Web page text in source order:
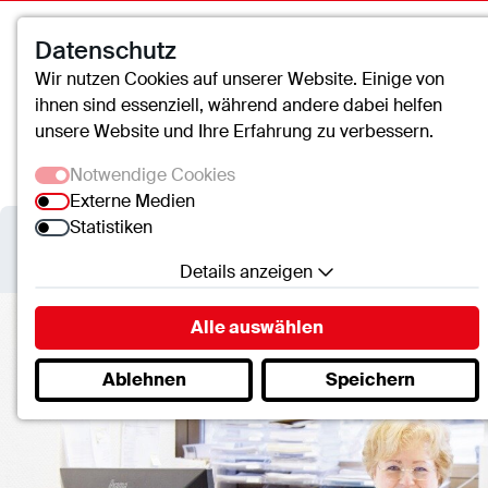
Datenschutz
Wir nutzen Cookies auf unserer Website. Einige von
ihnen sind essenziell, während andere dabei helfen
unsere Website und Ihre Erfahrung zu verbessern.
Notwendige Cookies
Externe Medien
Statistiken
Details anzeigen
Notwendige Cookies
Essenzielle Cookies ermöglichen grundlegende
Funktionen und sind für die einwandfreie Funktion
der Website erforderlich.
Name:mscookie
Alle auswählen
Ablehnen Speichern